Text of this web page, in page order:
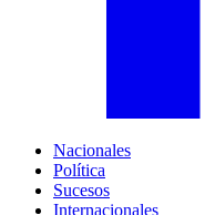
Nacionales
Política
Sucesos
Internacionales